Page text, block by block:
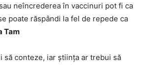
neîncrederea în vaccinuri pot fi ca
poate răspândi la fel de repede ca
Tam
să conteze, iar știința ar trebui să